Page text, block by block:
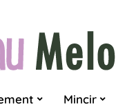
Mincir